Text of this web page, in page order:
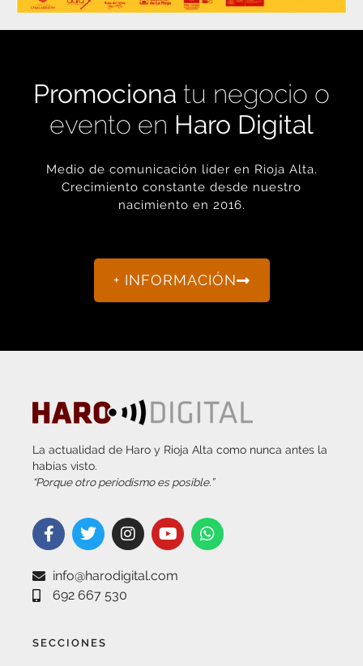
Promociona tu negocio o
evento en Haro Digital
Medio de comunicación líder en Rioja Alta.
Crecimiento constante desde nuestro
nacimiento en 2016.
+ INFORMACIÓN
La actualidad de Haro y Rioja Alta como nunca antes la
habías visto.
“Porque otro periodismo es posible.”
info@harodigital.com
692 667 530
SECCIONES